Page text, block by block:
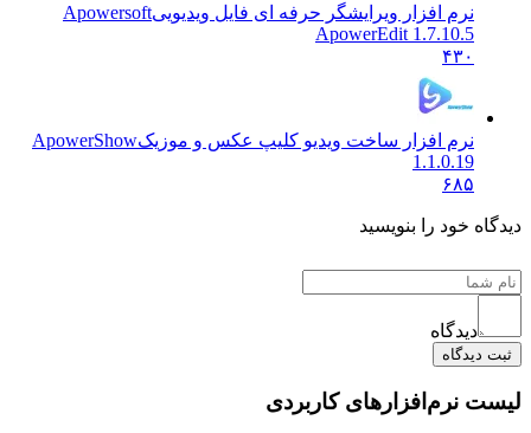
نرم افزار ویرایشگر حرفه ای فایل ویدیوییApowersoft
ApowerEdit 1.7.10.5
۴۳۰
نرم افزار ساخت ویدیو کلیپ عکس و موزیکApowerShow
1.1.0.19
۶۸۵
دیدگاه خود را بنویسید
دیدگاه
ثبت دیدگاه
لیست نرم‌افزارهای کاربردی